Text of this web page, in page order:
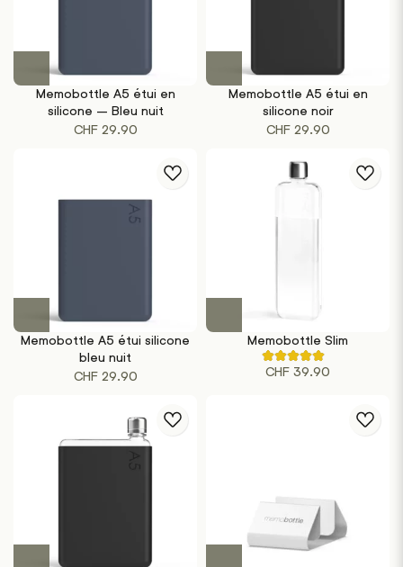
Memobottle A5 étui en
silicone – Bleu nuit
CHF29.90
Memobottle A5 étui en
silicone noir
CHF29.90
Memobottle A5 étui silicone
bleu nuit
CHF29.90
Memobottle Slim
Noté
4.40
clients
CHF 39.90